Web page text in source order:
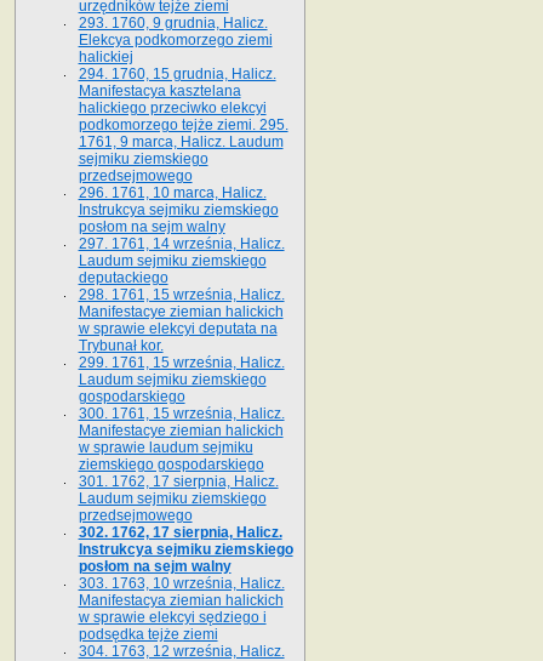
urzędników tejże ziemi
293. 1760, 9 grudnia, Halicz.
Elekcya podkomorzego ziemi
halickiej
294. 1760, 15 grudnia, Halicz.
Manifestacya kasztelana
halickiego przeciwko elekcyi
podkomorzego tejże ziemi. 295.
1761, 9 marca, Halicz. Laudum
sejmiku ziemskiego
przedsejmowego
296. 1761, 10 marca, Halicz.
Instrukcya sejmiku ziemskiego
posłom na sejm walny
297. 1761, 14 września, Halicz.
Laudum sejmiku ziemskiego
deputackiego
298. 1761, 15 września, Halicz.
Manifestacye ziemian halickich
w sprawie elekcyi deputata na
Trybunał kor.
299. 1761, 15 września, Halicz.
Laudum sejmiku ziemskiego
gospodarskiego
300. 1761, 15 września, Halicz.
Manifestacye ziemian halickich
w sprawie laudum sejmiku
ziemskiego gospodarskiego
301. 1762, 17 sierpnia, Halicz.
Laudum sejmiku ziemskiego
przedsejmowego
302. 1762, 17 sierpnia, Halicz.
Instrukcya sejmiku ziemskiego
posłom na sejm walny
303. 1763, 10 września, Halicz.
Manifestacya ziemian halickich
w sprawie elekcyi sędziego i
podsędka tejże ziemi
304. 1763, 12 września, Halicz.